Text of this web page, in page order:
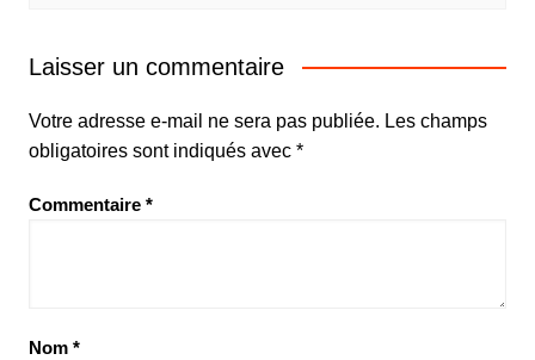
Laisser un commentaire
Votre adresse e-mail ne sera pas publiée. Les champs
obligatoires sont indiqués avec *
Commentaire *
Nom *